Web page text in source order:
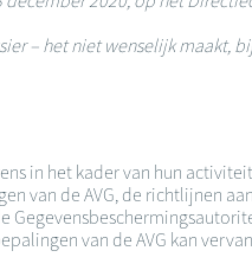
– het niet wenselijk maakt,
in het kader van hun
van de AVG, de richtlijnen
van de AVG kan